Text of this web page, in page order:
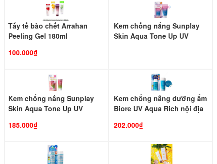
Tẩy tế bào chết Arrahan
Peeling Gel 180ml
100.000₫
Kem chống nắng Sunplay
Skin Aqua Tone Up UV
Kem chống nắng Sunplay
Skin Aqua Tone Up UV
(Rose)
185.000₫
Kem chống nắng dưỡng ẩm
Biore UV Aqua Rich nội địa
++++
202.000₫